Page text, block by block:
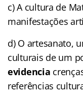
c) A cultura de
manifestações
d) O artesanato,
culturais de um
evidencia
referências